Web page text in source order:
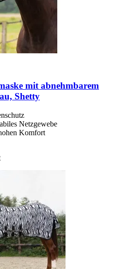
mit abnehmbarem
Shetty
Netzgewebe
Komfort